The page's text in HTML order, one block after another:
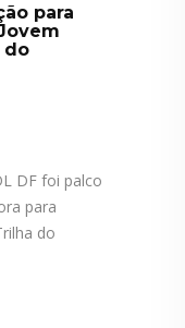
para
do
DF foi palco
para
do